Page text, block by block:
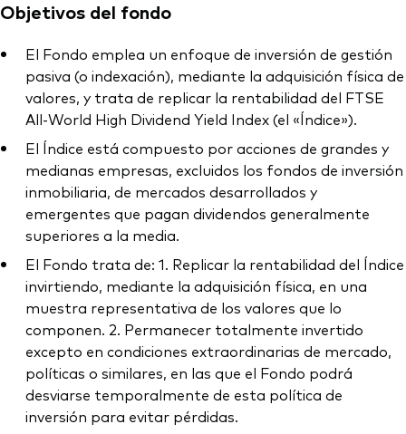
Objetivos del fondo
El Fondo emplea un enfoque de inversión de gestión
pasiva (o indexación), mediante la adquisición física de
valores, y trata de replicar la rentabilidad del FTSE
All-World High Dividend Yield Index (el «Índice»).
El Índice está compuesto por acciones de grandes y
medianas empresas, excluidos los fondos de inversión
inmobiliaria, de mercados desarrollados y
emergentes que pagan dividendos generalmente
superiores a la media.
El Fondo trata de: 1. Replicar la rentabilidad del Índice
invirtiendo, mediante la adquisición física, en una
muestra representativa de los valores que lo
componen. 2. Permanecer totalmente invertido
excepto en condiciones extraordinarias de mercado,
políticas o similares, en las que el Fondo podrá
desviarse temporalmente de esta política de
inversión para evitar pérdidas.